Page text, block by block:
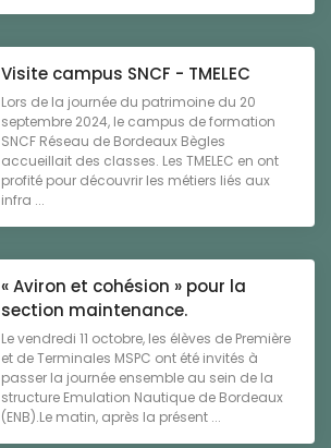
Visite campus SNCF - TMELEC
Lors de la journée du patrimoine du 20
septembre 2024, le campus de formation
SNCF Réseau de Bordeaux Bègles
accueillait des classes. Les TMELEC en ont
profité pour découvrir les métiers liés aux
infra ...
« Aviron et cohésion » pour la
section maintenance.
Le vendredi 11 octobre, les élèves de Première
et de Terminales MSPC ont été invités à
passer la journée ensemble au sein de la
structure Emulation Nautique de Bordeaux
(ENB).Le matin, après la présent ...